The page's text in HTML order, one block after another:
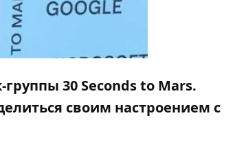
30 Seconds to Mars.
своим настроением с